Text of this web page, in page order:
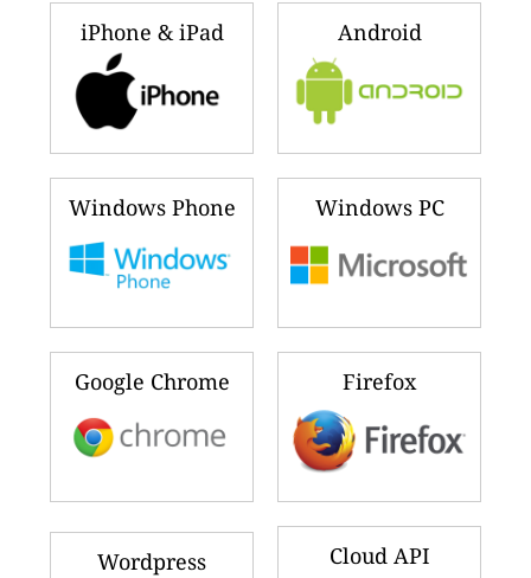
iPhone & iPad Android
Windows Phone Windows PC
Google Chrome Firefox
Wordpress Cloud API